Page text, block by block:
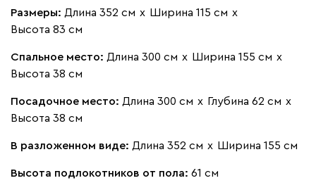
Размеры: Длина 352 см х Ширина 115 см х
Высота 83 см
Спальное место: Длина 300 см х Ширина 155 см х
Высота 38 см
Посадочное место: Длина 300 см х Глубина 62 см х
Высота 38 см
В разложенном виде: Длина 352 см х Ширина 155 см
Высота подлокотников от пола: 61 см